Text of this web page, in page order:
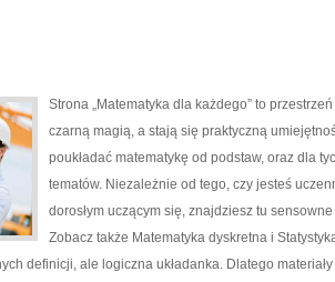
Strona „Matematyka dla każdego” to
czarną magią, a stają się praktyczną
poukładać matematykę od podstaw, oraz dla
tematów. Niezależnie od tego, czy jesteś
dorosłym uczącym się, znajdziesz tu
Zobacz także Matematyka dyskretna i
definicji, ale logiczna układanka. Dlatego